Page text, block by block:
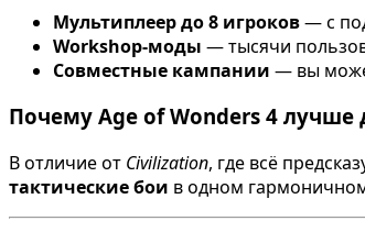
Мультиплеер до 8 игроков— с
Workshop-моды — тысячи
Совместные кампании — вы
Почему Age of Wonders 4 лучше
В отличие от Civilization, где всё
тактические бои в одном